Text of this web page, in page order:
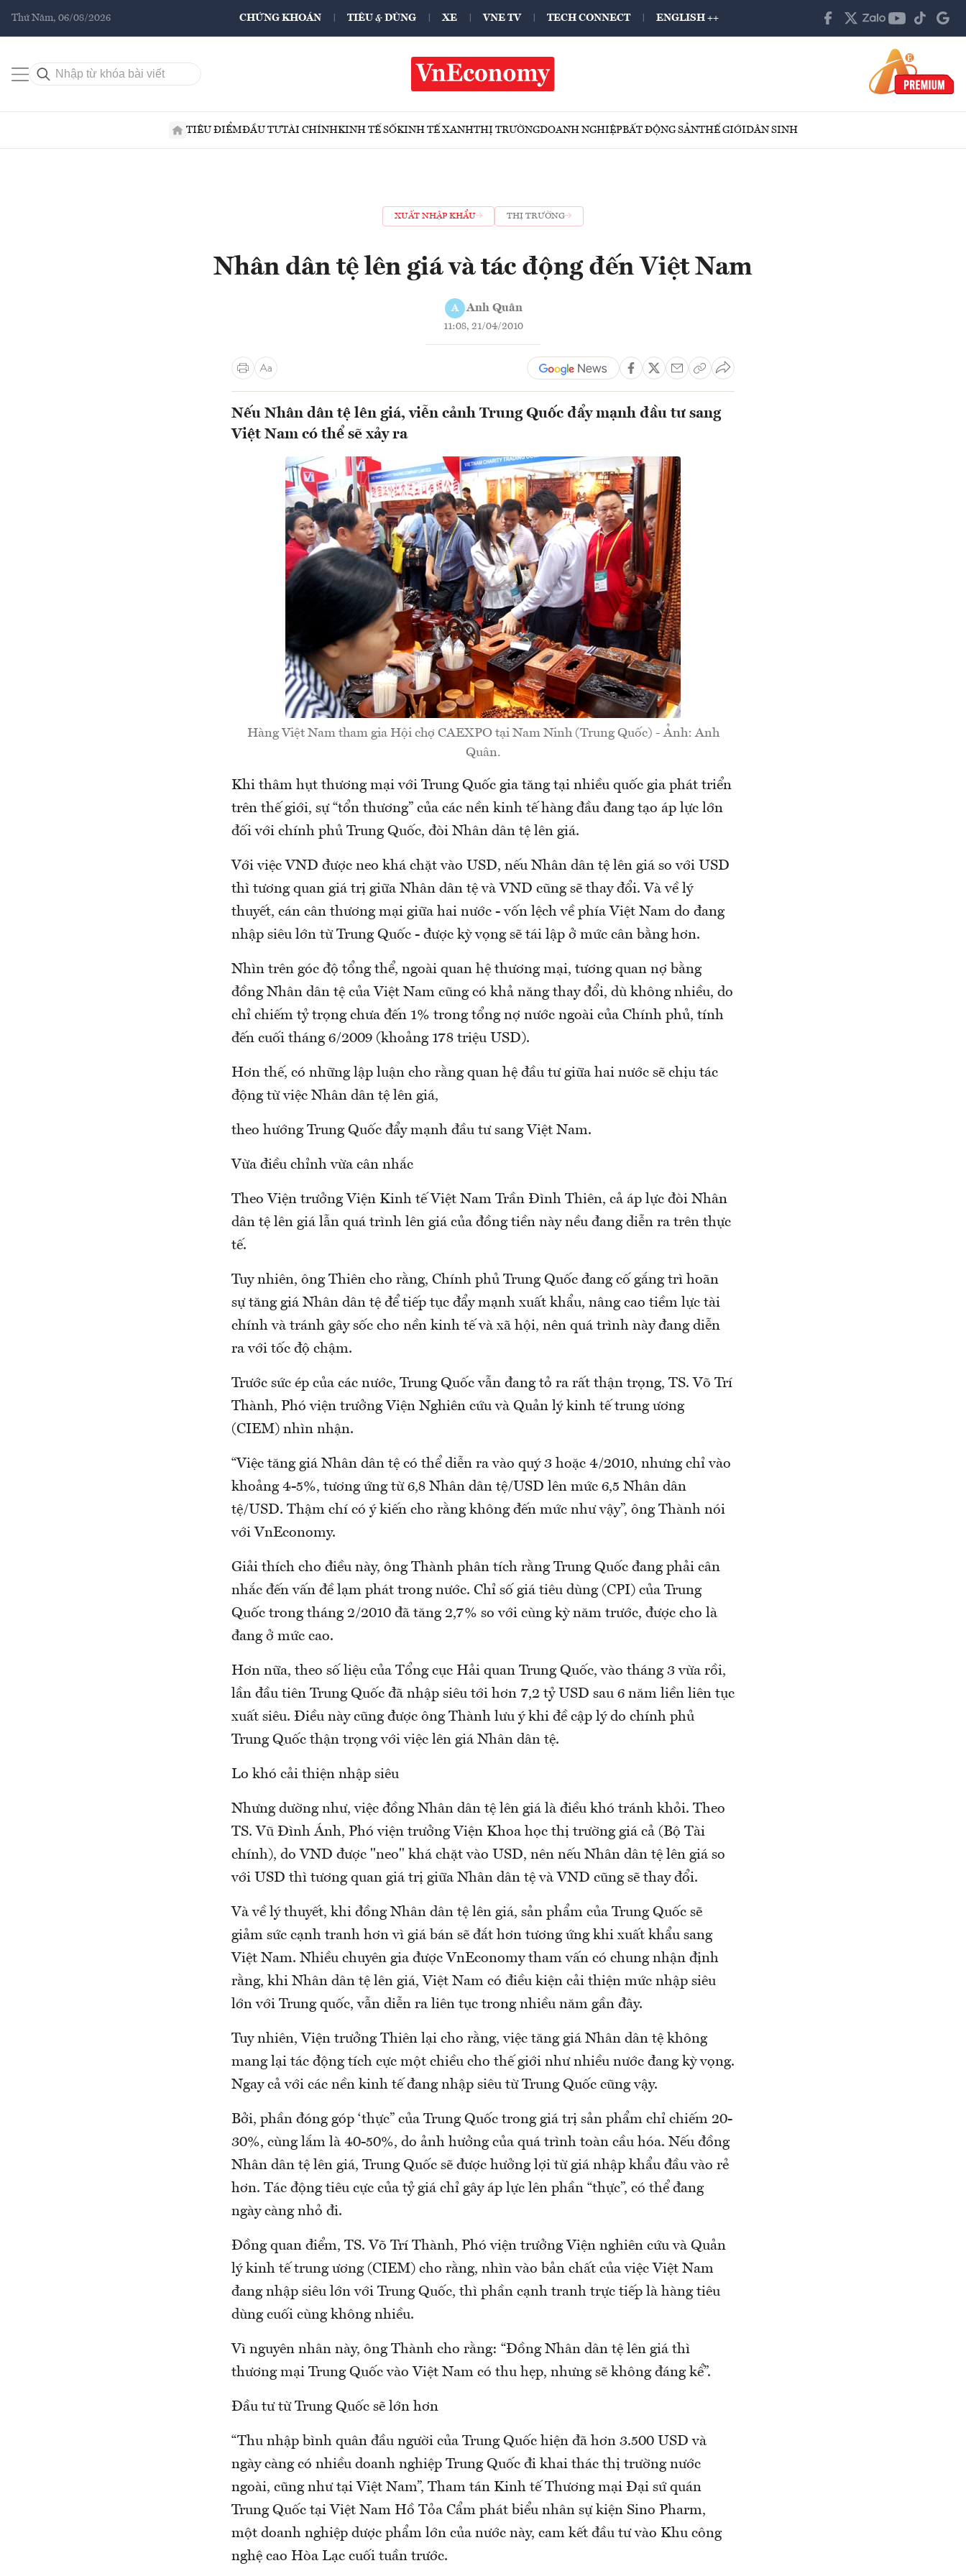
Thứ Năm, 06/08/2026 CHỨNG KHOÁN TIÊU & DÙNG XE VNE TV TECH CONNECT ENGLISH ++
TIÊU ĐIỂMĐẦU TƯTÀI CHÍNHKINH TẾ SỐKINH TẾ XANHTHỊ TRƯỜNGDOANH NGHIỆPBẤT ĐỘNG SẢNTHẾ GIỚIDÂN SINH
XUẤT NHẬP KHẨU THỊ TRƯỜNG
Nhân dân tệ lên giá và tác động đến Việt Nam
A Anh Quân
11:08, 21/04/2010
Nếu Nhân dân tệ lên giá, viễn cảnh Trung Quốc đẩy mạnh đầu tư sang
Việt Nam có thể sẽ xảy ra
Hàng Việt Nam tham gia Hội chợ CAEXPO tại Nam Ninh (Trung Quốc) - Ảnh: Anh
Quân.
Khi thâm hụt thương mại với Trung Quốc gia tăng tại nhiều quốc gia phát triển
trên thế giới, sự “tổn thương” của các nền kinh tế hàng đầu đang tạo áp lực lớn
đối với chính phủ Trung Quốc, đòi Nhân dân tệ lên giá.
Với việc VND được neo khá chặt vào USD, nếu Nhân dân tệ lên giá so với USD
thì tương quan giá trị giữa Nhân dân tệ và VND cũng sẽ thay đổi. Và về lý
thuyết, cán cân thương mại giữa hai nước - vốn lệch về phía Việt Nam do đang
nhập siêu lớn từ Trung Quốc - được kỳ vọng sẽ tái lập ở mức cân bằng hơn.
Nhìn trên góc độ tổng thể, ngoài quan hệ thương mại, tương quan nợ bằng
đồng Nhân dân tệ của Việt Nam cũng có khả năng thay đổi, dù không nhiều, do
chỉ chiếm tỷ trọng chưa đến 1% trong tổng nợ nước ngoài của Chính phủ, tính
đến cuối tháng 6/2009 (khoảng 178 triệu USD).
Hơn thế, có những lập luận cho rằng quan hệ đầu tư giữa hai nước sẽ chịu tác
động từ việc Nhân dân tệ lên giá,
theo hướng Trung Quốc đẩy mạnh đầu tư sang Việt Nam.
Vừa điều chỉnh vừa cân nhắc
Theo Viện trưởng Viện Kinh tế Việt Nam Trần Đình Thiên, cả áp lực đòi Nhân
dân tệ lên giá lẫn quá trình lên giá của đồng tiền này nều đang diễn ra trên thực
tế.
Tuy nhiên, ông Thiên cho rằng, Chính phủ Trung Quốc đang cố gắng trì hoãn
sự tăng giá Nhân dân tệ để tiếp tục đẩy mạnh xuất khẩu, nâng cao tiềm lực tài
chính và tránh gây sốc cho nền kinh tế và xã hội, nên quá trình này đang diễn
ra với tốc độ chậm.
Trước sức ép của các nước, Trung Quốc vẫn đang tỏ ra rất thận trọng, TS. Võ Trí
Thành, Phó viện trưởng Viện Nghiên cứu và Quản lý kinh tế trung ương
(CIEM) nhìn nhận.
“Việc tăng giá Nhân dân tệ có thể diễn ra vào quý 3 hoặc 4/2010, nhưng chỉ vào
khoảng 4-5%, tương ứng từ 6,8 Nhân dân tệ/USD lên mức 6,5 Nhân dân
tệ/USD. Thậm chí có ý kiến cho rằng không đến mức như vậy”, ông Thành nói
với VnEconomy.
Giải thích cho điều này, ông Thành phân tích rằng Trung Quốc đang phải cân
nhắc đến vấn đề lạm phát trong nước. Chỉ số giá tiêu dùng (CPI) của Trung
Quốc trong tháng 2/2010 đã tăng 2,7% so với cùng kỳ năm trước, được cho là
đang ở mức cao.
Hơn nữa, theo số liệu của Tổng cục Hải quan Trung Quốc, vào tháng 3 vừa rồi,
lần đầu tiên Trung Quốc đã nhập siêu tới hơn 7,2 tỷ USD sau 6 năm liền liên tục
xuất siêu. Điều này cũng được ông Thành lưu ý khi đề cập lý do chính phủ
Trung Quốc thận trọng với việc lên giá Nhân dân tệ.
Lo khó cải thiện nhập siêu
Nhưng dường như, việc đồng Nhân dân tệ lên giá là điều khó tránh khỏi. Theo
TS. Vũ Đình Ánh, Phó viện trưởng Viện Khoa học thị trường giá cả (Bộ Tài
chính), do VND được "neo" khá chặt vào USD, nên nếu Nhân dân tệ lên giá so
với USD thì tương quan giá trị giữa Nhân dân tệ và VND cũng sẽ thay đổi.
Và về lý thuyết, khi đồng Nhân dân tệ lên giá, sản phẩm của Trung Quốc sẽ
giảm sức cạnh tranh hơn vì giá bán sẽ đắt hơn tương ứng khi xuất khẩu sang
Việt Nam. Nhiều chuyên gia được VnEconomy tham vấn có chung nhận định
rằng, khi Nhân dân tệ lên giá, Việt Nam có điều kiện cải thiện mức nhập siêu
lớn với Trung quốc, vẫn diễn ra liên tục trong nhiều năm gần đây.
Tuy nhiên, Viện trưởng Thiên lại cho rằng, việc tăng giá Nhân dân tệ không
mang lại tác động tích cực một chiều cho thế giới như nhiều nước đang kỳ vọng.
Ngay cả với các nền kinh tế đang nhập siêu từ Trung Quốc cũng vậy.
Bởi, phần đóng góp ‘thực” của Trung Quốc trong giá trị sản phẩm chỉ chiếm 20-
30%, cùng lắm là 40-50%, do ảnh hưởng của quá trình toàn cầu hóa. Nếu đồng
Nhân dân tệ lên giá, Trung Quốc sẽ được hưởng lợi từ giá nhập khẩu đầu vào rẻ
hơn. Tác động tiêu cực của tỷ giá chỉ gây áp lực lên phần “thực”, có thể đang
ngày càng nhỏ đi.
Đồng quan điểm, TS. Võ Trí Thành, Phó viện trưởng Viện nghiên cứu và Quản
lý kinh tế trung ương (CIEM) cho rằng, nhìn vào bản chất của việc Việt Nam
đang nhập siêu lớn với Trung Quốc, thì phần cạnh tranh trực tiếp là hàng tiêu
dùng cuối cùng không nhiều.
Vì nguyên nhân này, ông Thành cho rằng: “Đồng Nhân dân tệ lên giá thì
thương mại Trung Quốc vào Việt Nam có thu hẹp, nhưng sẽ không đáng kể”.
Đầu tư từ Trung Quốc sẽ lớn hơn
“Thu nhập bình quân đầu người của Trung Quốc hiện đã hơn 3.500 USD và
ngày càng có nhiều doanh nghiệp Trung Quốc đi khai thác thị trường nước
ngoài, cũng như tại Việt Nam”, Tham tán Kinh tế Thương mại Đại sứ quán
Trung Quốc tại Việt Nam Hồ Tỏa Cẩm phát biểu nhân sự kiện Sino Pharm,
một doanh nghiệp dược phẩm lớn của nước này, cam kết đầu tư vào Khu công
nghệ cao Hòa Lạc cuối tuần trước.